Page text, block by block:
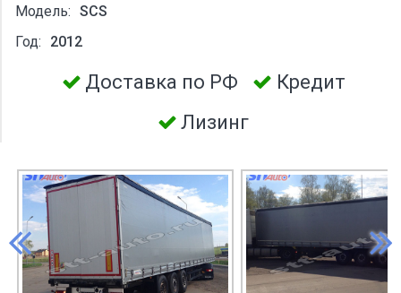
Модель: SCS
Год:
2012
Доставка по РФ
Кредит
Лизинг